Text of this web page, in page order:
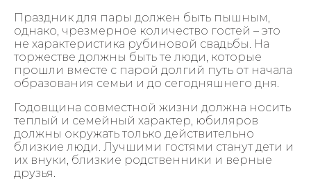
Праздник для пары должен быть пышным,
однако, чрезмерное количество гостей – это
не характеристика рубиновой свадьбы. На
торжестве должны быть те люди, которые
прошли вместе с парой долгий путь от начала
образования семьи и до сегодняшнего дня.
Годовщина совместной жизни должна носить
теплый и семейный характер, юбиляров
должны окружать только действительно
близкие люди. Лучшими гостями станут дети и
их внуки, близкие родственники и верные
друзья.